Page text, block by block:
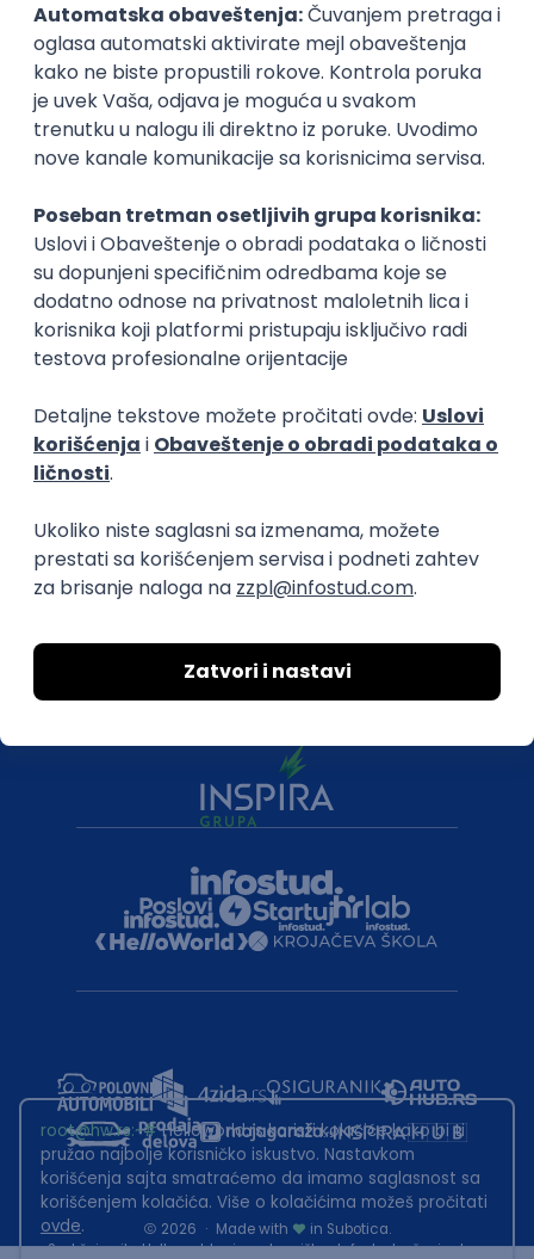
Okupljamo IT zajednicu, podižemo
transparentnost domaćeg IT tržišta rada i
efikasno spajamo kandidate i poslodavce.
O nama
Uslovi korišćenja
Politika privatnosti
Kontakt
Druželjubivi smo!
2026 · Made with
in Subotica.
Sadržaj sajta Helloworld.rs je u vlasništvu Infostud rešenja d.o.o.
root@hw.rs:~#Helloworld.rs koristi kolačiće kako bi ti
pružao najbolje korisničko iskustvo. Nastavkom
korišćenja sajta smatraćemo da imamo saglasnost sa
korišćenjem kolačića. Više o kolačićima možeš pročitati
ovde.